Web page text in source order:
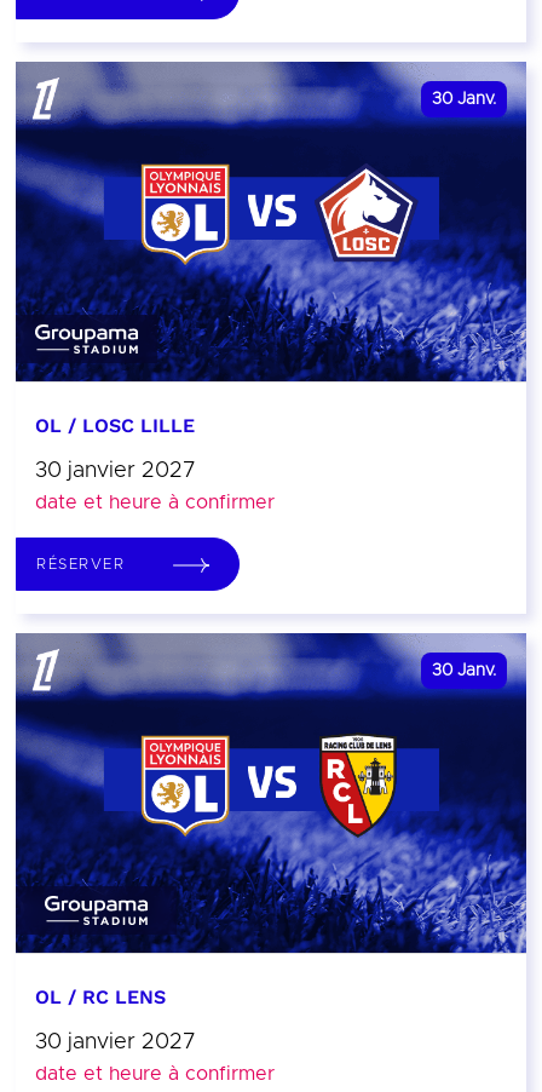
30 Janv.
OL / LOSC LILLE
30 janvier 2027
date et heure à confirmer
RÉSERVER
30 Janv.
OL / RC LENS
30 janvier 2027
date et heure à confirmer